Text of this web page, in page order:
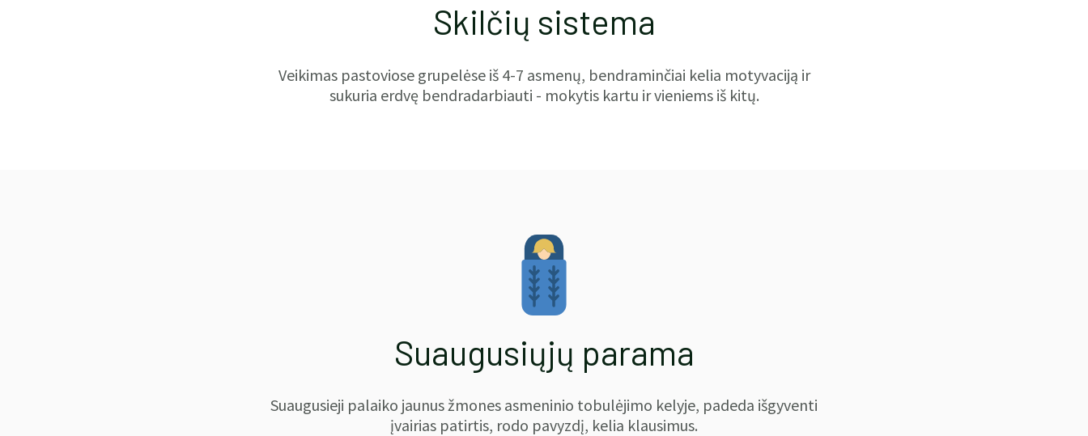
Skilčių sistema
Veikimas pastoviose grupelėse iš 4-7 asmenų, bendraminčiai kelia motyvaciją ir
sukuria erdvę bendradarbiauti - mokytis kartu ir vieniems iš kitų.
Suaugusiųjų parama
Suaugusieji palaiko jaunus žmones asmeninio tobulėjimo kelyje, padeda išgyventi
įvairias patirtis, rodo pavyzdį, kelia klausimus.